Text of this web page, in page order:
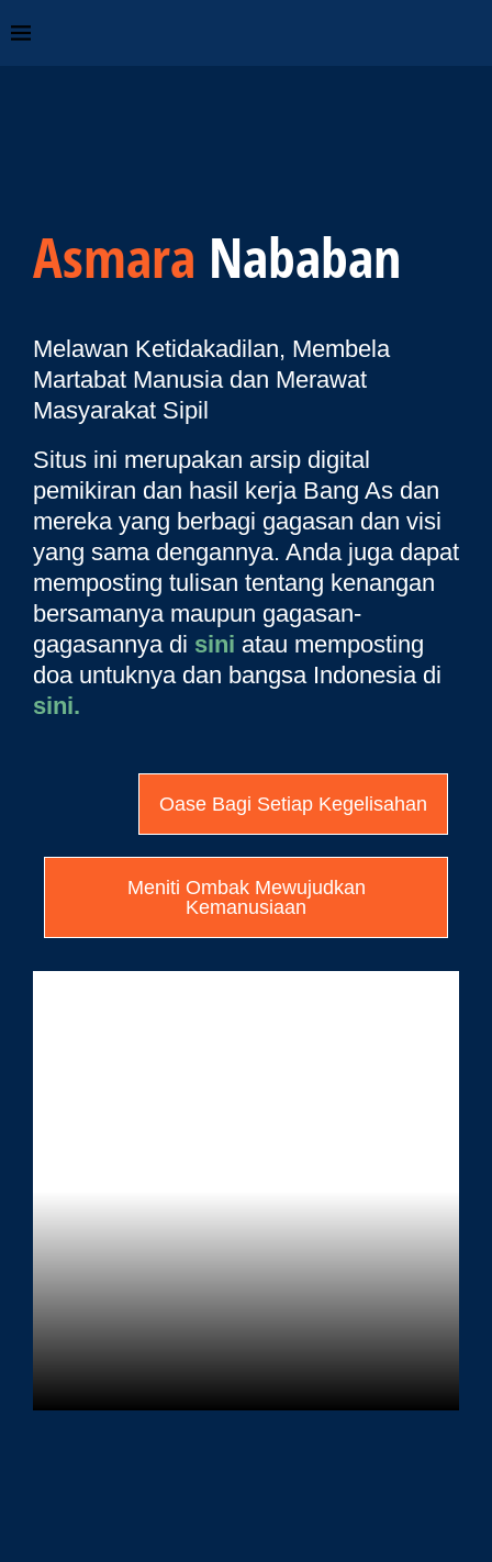
Asmara Nababan
Melawan Ketidakadilan, Membela
Martabat Manusia dan Merawat
Masyarakat Sipil
Situs ini merupakan arsip digital
pemikiran dan hasil kerja Bang As dan
mereka yang berbagi gagasan dan visi
yang sama dengannya. Anda juga dapat
memposting tulisan tentang kenangan
bersamanya maupun gagasan-
gagasannya di sini atau memposting
doa untuknya dan bangsa Indonesia di
sini.
Oase Bagi Setiap Kegelisahan
Meniti Ombak Mewujudkan
Kemanusiaan